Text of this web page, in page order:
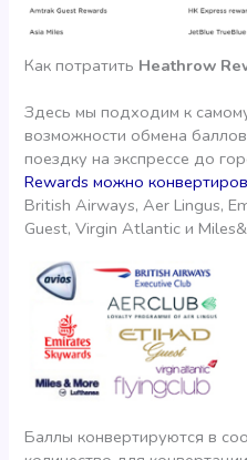
Как потратить Heathrow
Здесь мы подходим к
возможности обмена
поездку на экспрессе до
Rewards можно
British Airways, Aer Lingus,
Guest, Virgin Atlantic и
Баллы конвертируются в